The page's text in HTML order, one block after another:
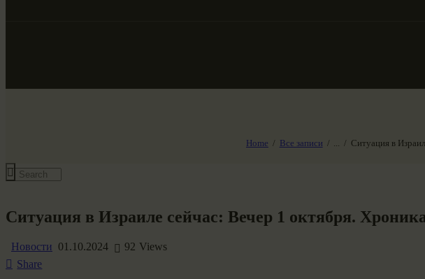
Home Все записи ... Ситуация в
Ситуация в Израиле сейчас: Вечер 1 октября.
Новости 01.10.2024 92 Views
Share